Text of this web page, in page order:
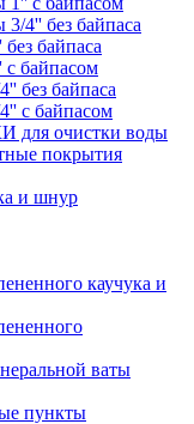
3/4'' без байпаса
байпаса
с байпасом
без байпаса
с байпасом
очистки воды
покрытия
и шнур
каучука и
ваты
пункты